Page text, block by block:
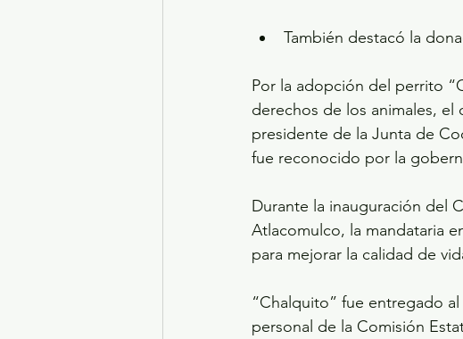
También destacó la
Por la adopción del perrito
derechos de los animales, el
presidente de la Junta de
fue reconocido por la
Durante la inauguración del
Atlacomulco, la mandataria
para mejorar la calidad de
“Chalquito” fue entregado
personal de la Comisión